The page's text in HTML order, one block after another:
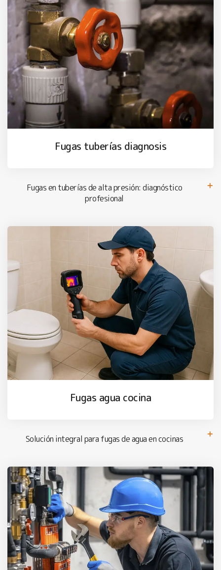
Fugas tuberías diagnosis
Fugas en tuberías de alta presión: diagnóstico
profesional
Fugas agua cocina
Solución integral para fugas de agua en cocinas